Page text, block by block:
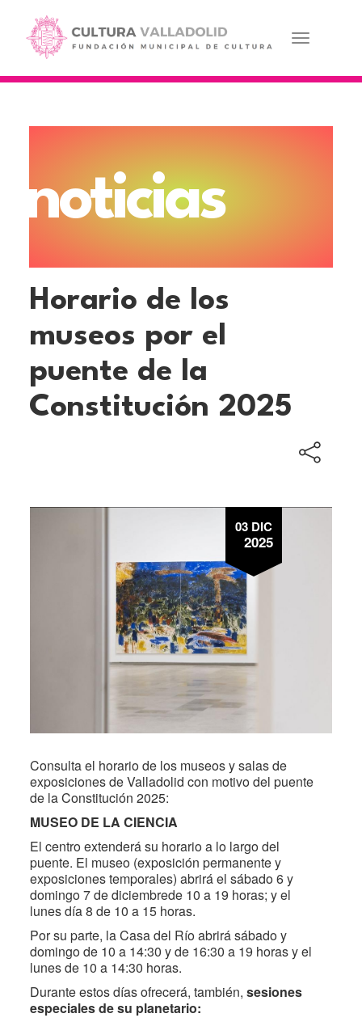
contenido
principal
Toggle
noticias
Horario de los
museos por el
puente de la
Constitución 2025
03 DIC
2025
Consulta el horario de los museos y salas de
exposiciones de Valladolid con motivo del puente
de la Constitución 2025:
MUSEO DE LA CIENCIA
El centro extenderá su horario a lo largo del
puente. El museo (exposición permanente y
exposiciones temporales) abrirá el sábado 6 y
domingo 7 de diciembrede 10 a 19 horas; y el
lunes día 8 de 10 a 15 horas.
Por su parte, la Casa del Río abrirá sábado y
domingo de 10 a 14:30 y de 16:30 a 19 horas y el
lunes de 10 a 14:30 horas.
Durante estos días ofrecerá, también,sesiones
especiales de su planetario: